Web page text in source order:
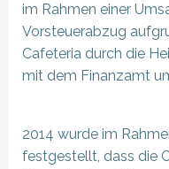
im Rahmen einer
Vorsteuerabzug
Cafeteria durch die
mit dem Finanzamt
2014 wurde im
festgestellt, dass die